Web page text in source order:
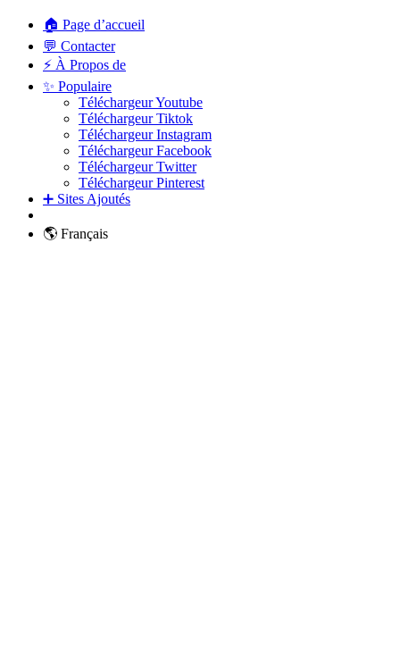
🏠 Page d’accueil
💬 Contacter
⚡ À Propos de
✨ Populaire
Téléchargeur Youtube
Téléchargeur Tiktok
Téléchargeur Instagram
Téléchargeur Facebook
Téléchargeur Twitter
Téléchargeur Pinterest
➕ Sites Ajoutés
🌎 Français